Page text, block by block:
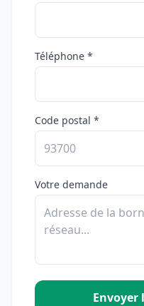
Téléphone *
Code postal *
Votre demande
Envoyer